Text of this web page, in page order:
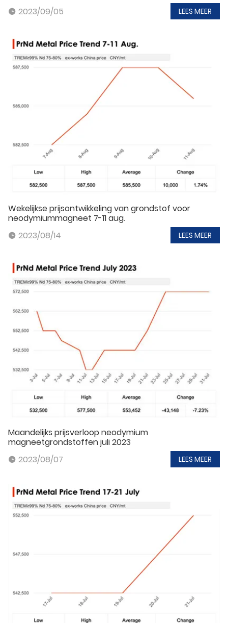
2023/09/05
LEES MEER
Wekelijkse prijsontwikkeling van grondstof voor
neodymiummagneet 7-11 aug.
2023/08/14
LEES MEER
Maandelijks prijsverloop neodymium
magneetgrondstoffen juli 2023
2023/08/07
LEES MEER